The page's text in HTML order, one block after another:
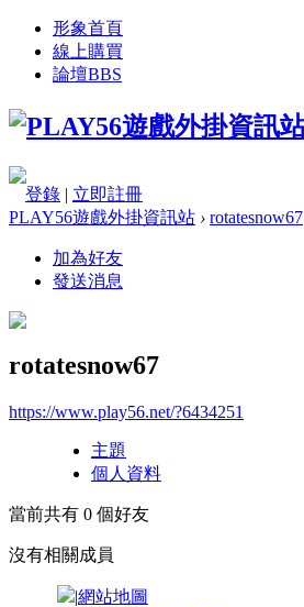
形象首頁
線上購買
論壇BBS
登錄 | 立即註冊
PLAY56遊戲外掛資訊站 › rotatesnow67
加為好友
發送消息
rotatesnow67
https://www.play56.net/?6434251
主題
個人資料
當前共有 0 個好友
沒有相關成員
|網站地圖